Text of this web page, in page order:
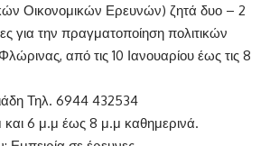
Οικονομικών Ερευνών) ζητά δυο – 2
για την πραγματοποίηση πολιτικών
από τις 10 Ιανουαρίου έως τις 8
Τηλ. 6944 432534
και 6 μ.μ έως 8 μ.μ καθημερινά.